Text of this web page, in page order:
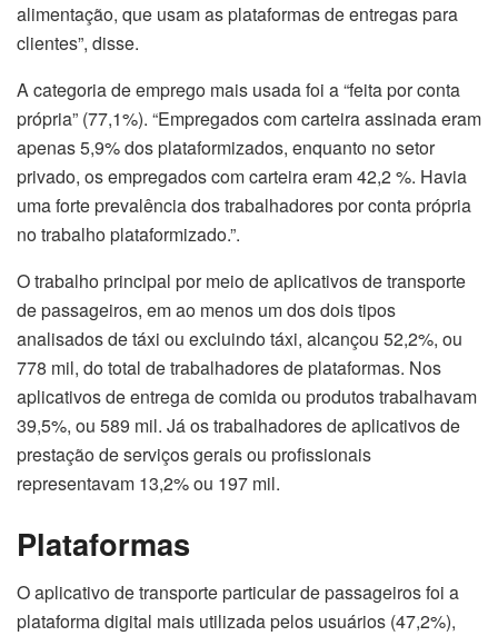
alimentação, que usam as plataformas de entregas para
clientes”, disse.
A categoria de emprego mais usada foi a “feita por conta
própria” (77,1%). “Empregados com carteira assinada eram
apenas 5,9% dos plataformizados, enquanto no setor
privado, os empregados com carteira eram 42,2 %. Havia
uma forte prevalência dos trabalhadores por conta própria
no trabalho plataformizado.”.
O trabalho principal por meio de aplicativos de transporte
de passageiros, em ao menos um dos dois tipos
analisados de táxi ou excluindo táxi, alcançou 52,2%, ou
778 mil, do total de trabalhadores de plataformas. Nos
aplicativos de entrega de comida ou produtos trabalhavam
39,5%, ou 589 mil. Já os trabalhadores de aplicativos de
prestação de serviços gerais ou profissionais
representavam 13,2% ou 197 mil.
Plataformas
O aplicativo de transporte particular de passageiros foi a
plataforma digital mais utilizada pelos usuários (47,2%),